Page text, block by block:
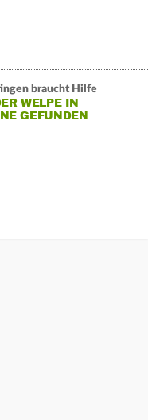
braucht Hilfe
WELPE IN
GEFUNDEN